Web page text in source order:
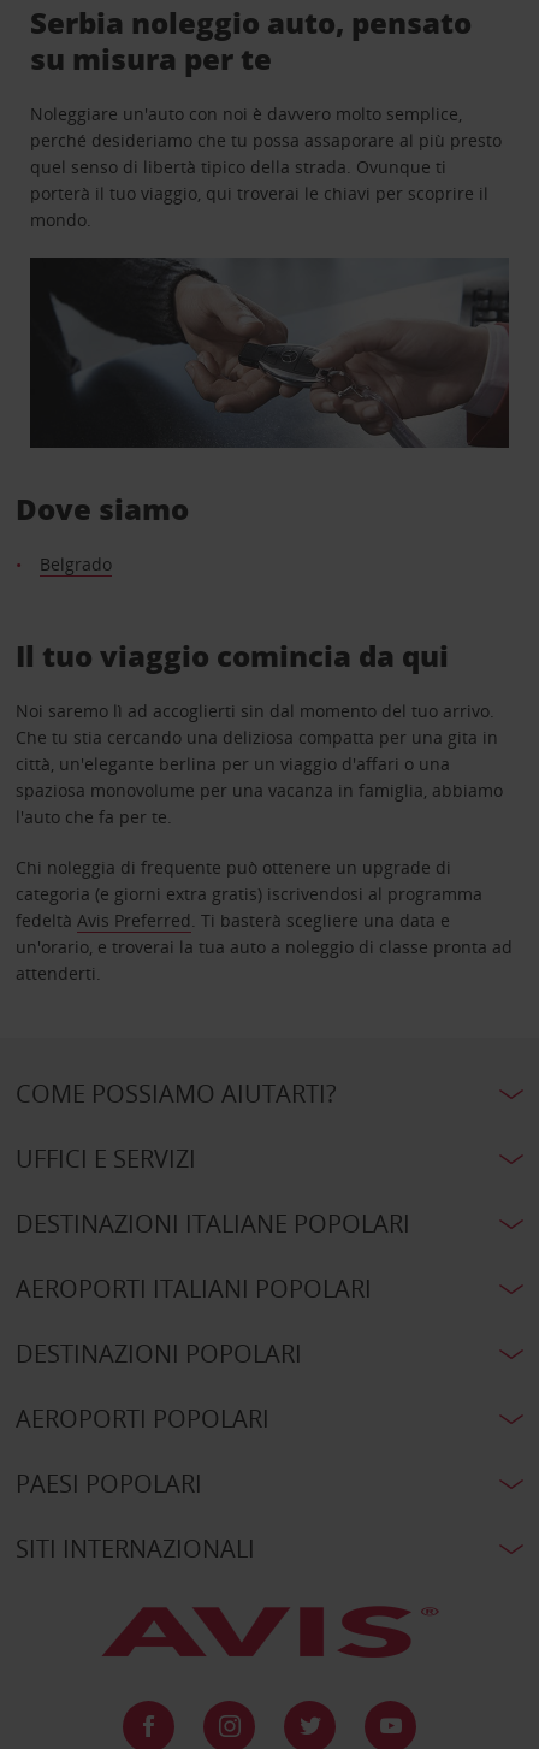
Serbia noleggio auto, pensato
su misura per te
Noleggiare un'auto con noi è davvero molto semplice,
perché desideriamo che tu possa assaporare al più presto
quel senso di libertà tipico della strada. Ovunque ti
porterà il tuo viaggio, qui troverai le chiavi per scoprire il
mondo.
Dove siamo
Belgrado
Il tuo viaggio comincia da qui
Noi saremo lì ad accoglierti sin dal momento del tuo arrivo.
Che tu stia cercando una deliziosa compatta per una gita in
città, un'elegante berlina per un viaggio d'affari o una
spaziosa monovolume per una vacanza in famiglia, abbiamo
l'auto che fa per te.
Chi noleggia di frequente può ottenere un upgrade di
categoria (e giorni extra gratis) iscrivendosi al programma
fedeltà Avis Preferred. Ti basterà scegliere una data e
un'orario, e troverai la tua auto a noleggio di classe pronta ad
attenderti.
COME POSSIAMO AIUTARTI?
UFFICI E SERVIZI
DESTINAZIONI ITALIANE POPOLARI
AEROPORTI ITALIANI POPOLARI
DESTINAZIONI POPOLARI
AEROPORTI POPOLARI
PAESI POPOLARI
SITI INTERNAZIONALI